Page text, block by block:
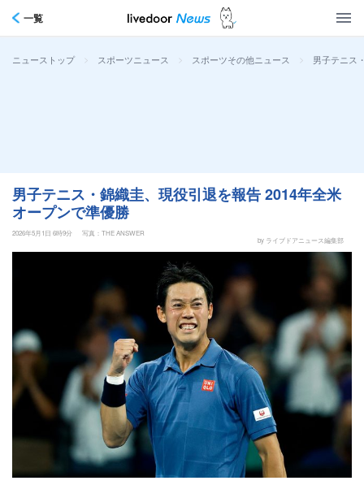
一覧
ニューストップ > スポーツニュース > スポーツその他ニュース > 男子テニス
男子テニス・錦織圭、現役引退を報告 2014年全米
オープンで準優勝
2026年5月1日 6時9分
写真：THE ANSWER
by ライブドアニュース編集部